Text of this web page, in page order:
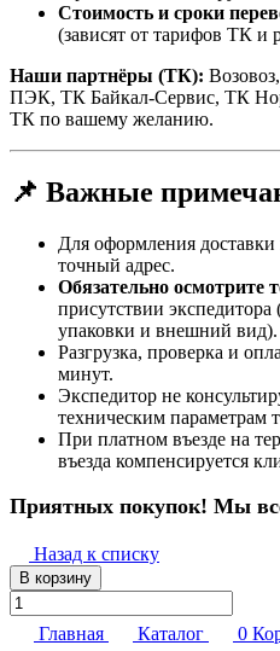
Стоимость и сроки
(зависят от тарифов ТК и
Наши партнёры (ТК):
ПЭК, ТК Байкал-Сервис, ТК
ТК по вашему желанию.
📌 Важные
Для оформления доставки
точный адрес.
Обязательно осмотрите
присутствии экспедитора
упаковки и внешний вид).
Разгрузка, проверка и
минут.
Экспедитор не
техническим параметрам
При платном въезде на
въезда компенсируется
Приятных покупок! Мы
Назад к списку
В корзину
Главная Каталог 0